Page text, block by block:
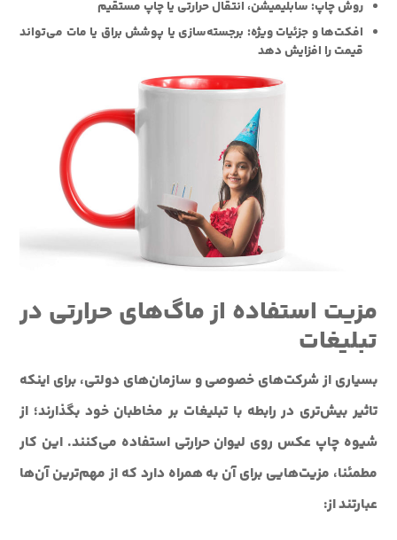
روش چاپ:سابلیمیشن، انتقال حرارتی یا چاپ مستقیم
افکت‌ها و جزئیات ویژه: برجسته‌سازی یا پوشش براق یا مات می‌تواند
قیمت را افزایش دهد
مزیت استفاده از ماگ‌های حرارتی در
تبلیغات
بسیاری از شرکت‌های خصوصی و سازمان‌های دولتی، برای اینکه
تاثیر بیش‌تری در رابطه با تبلیغات بر مخاطبان خود بگذارند؛ از
شیوه چاپ عکس روی لیوان حرارتی استفاده می‌کنند. این کار
مطمئنا، مزیت‌هایی برای آن به همراه دارد که از‌ مهم‌ترین آن‌ها
عبارتند از: